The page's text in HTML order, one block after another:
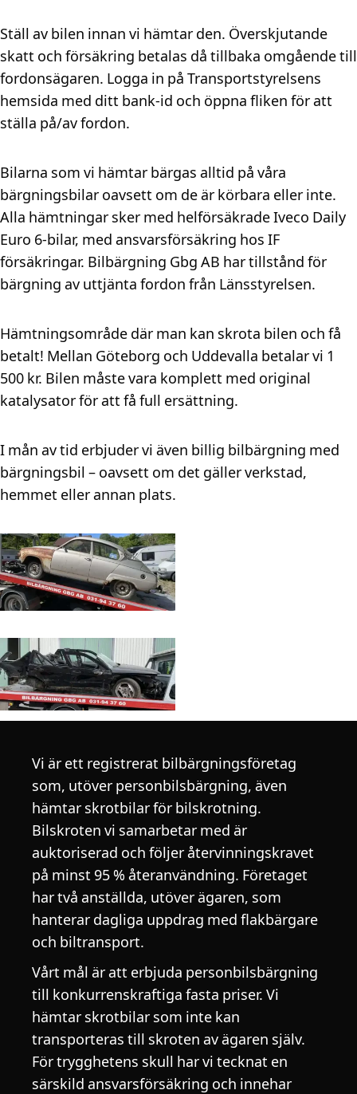
Ställ av bilen innan vi hämtar den. Överskjutande
skatt och försäkring betalas då tillbaka omgående till
fordonsägaren. Logga in på Transportstyrelsens
hemsida med ditt bank-id och öppna fliken för att
ställa på/av fordon.
Bilarna som vi hämtar bärgas alltid på våra
bärgningsbilar oavsett om de är körbara eller inte.
Alla hämtningar sker med helförsäkrade Iveco Daily
Euro 6-bilar, med ansvarsförsäkring hos IF
försäkringar. Bilbärgning Gbg AB har tillstånd för
bärgning av uttjänta fordon från Länsstyrelsen.
Hämtningsområde där man kan skrota bilen och få
betalt! Mellan Göteborg och Uddevalla betalar vi 1
500 kr. Bilen måste vara komplett med original
katalysator för att få full ersättning.
I mån av tid erbjuder vi även billig bilbärgning med
bärgningsbil – oavsett om det gäller verkstad,
hemmet eller annan plats.
Vi är ett registrerat bilbärgningsföretag
som, utöver personbilsbärgning, även
hämtar skrotbilar för bilskrotning.
Bilskroten vi samarbetar med är
auktoriserad och följer återvinningskravet
på minst 95 % återanvändning. Företaget
har två anställda, utöver ägaren, som
hanterar dagliga uppdrag med flakbärgare
och biltransport.
Vårt mål är att erbjuda personbilsbärgning
till konkurrenskraftiga fasta priser. Vi
hämtar skrotbilar som inte kan
transporteras till skroten av ägaren själv.
För trygghetens skull har vi tecknat en
särskild ansvarsförsäkring och innehar